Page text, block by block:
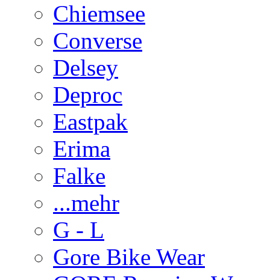
Chiemsee
Converse
Delsey
Deproc
Eastpak
Erima
Falke
...mehr
G - L
Gore Bike Wear